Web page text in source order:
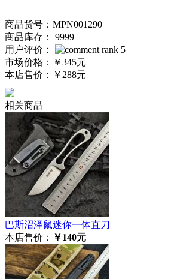
商品货号：MPN001290
商品库存： 9999
用户评价：
市场价格：
￥345元
本店售价：
￥288元
相关商品
巴斯沼泽鼠迷你一体直刀
本店售价： ￥140元